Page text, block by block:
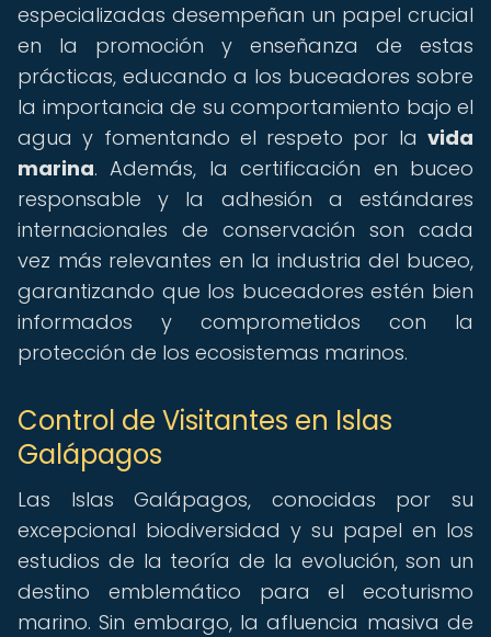
especializadas desempeñan un papel crucial
en la promoción y enseñanza de estas
prácticas, educando a los buceadores sobre
la importancia de su comportamiento bajo el
agua y fomentando el respeto por la vida
marina. Además, la certificación en buceo
responsable y la adhesión a estándares
internacionales de conservación son cada
vez más relevantes en la industria del buceo,
garantizando que los buceadores estén bien
informados y comprometidos con la
protección de los ecosistemas marinos.
Control de Visitantes en Islas
Galápagos
Las Islas Galápagos, conocidas por su
excepcional biodiversidad y su papel en los
estudios de la teoría de la evolución, son un
destino emblemático para el ecoturismo
marino. Sin embargo, la afluencia masiva de